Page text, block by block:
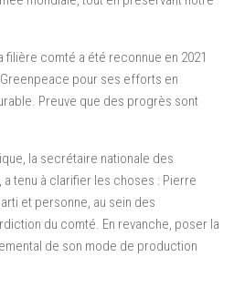
filière comté a été reconnue en 2021
pour ses efforts en
Preuve que des progrès sont
la secrétaire nationale des
tenu à clarifier les choses : Pierre
et personne, au sein des
du comté. En revanche, poser la
de son mode de production